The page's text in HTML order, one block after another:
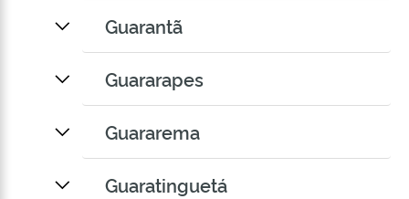
Guarantã
Guararapes
Guararema
Guaratinguetá